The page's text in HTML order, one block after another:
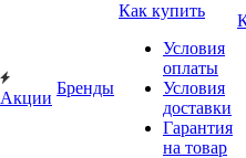
Акции
Бренды
Как купить
Условия
оплаты
Условия
доставки
Гарантия
на товар